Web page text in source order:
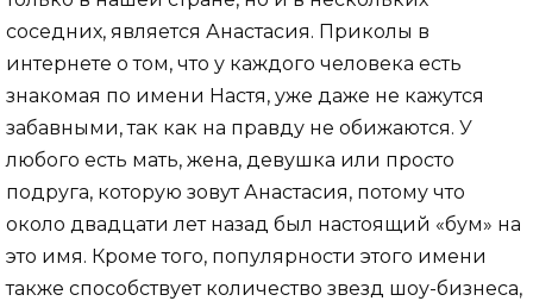
соседних, является Анастасия. Приколы в
интернете о том, что у каждого человека есть
знакомая по имени Настя, уже даже не кажутся
забавными, так как на правду не обижаются. У
любого есть мать, жена, девушка или просто
подруга, которую зовут Анастасия, потому что
около двадцати лет назад был настоящий «бум» на
это имя. Кроме того, популярности этого имени
также способствует количество звезд шоу-бизнеса,